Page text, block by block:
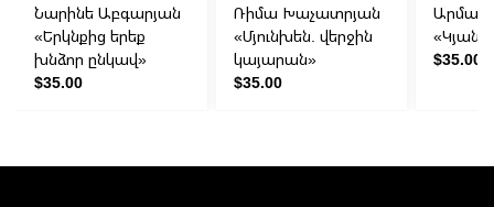
Նարինե Աբգարյան
«Երկնքից երեք
խնձոր ընկավ»
$35.00
Ռիմա Խաչատրյան
«Մյունխեն. վերջին
կայարան»
$35.00
Արման
$35.00